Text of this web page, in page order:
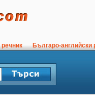
Българо-английски